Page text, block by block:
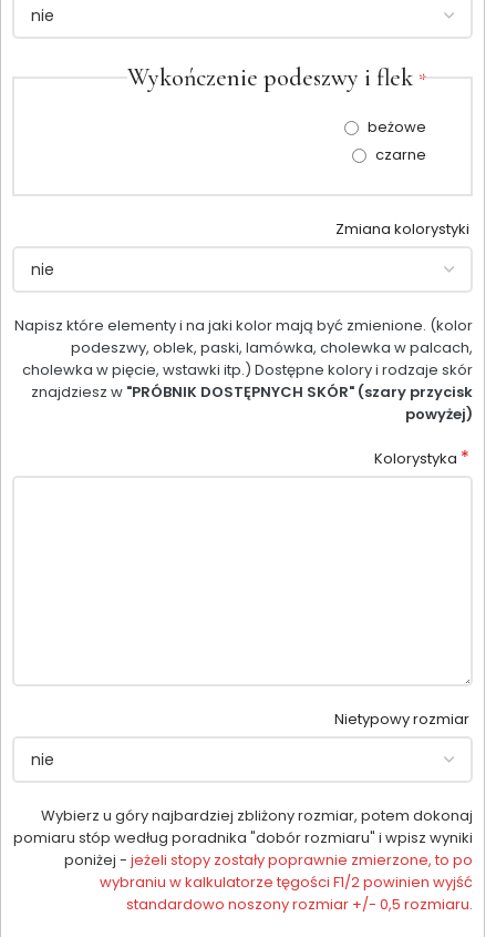
Wykończenie podeszwy i flek *
beżowe
czarne
Zmiana kolorystyki
Napisz które elementy i na jaki kolor mają być zmienione. (kolor
podeszwy, oblek, paski, lamówka, cholewka w palcach,
cholewka w pięcie, wstawki itp.) Dostępne kolory i rodzaje skór
znajdziesz w "PRÓBNIK DOSTĘPNYCH SKÓR" (szary przycisk
powyżej)
Kolorystyka *
Nietypowy rozmiar
Wybierz u góry najbardziej zbliżony rozmiar, potem dokonaj
pomiaru stóp według poradnika "dobór rozmiaru" i wpisz wyniki
poniżej - jeżeli stopy zostały poprawnie zmierzone, to po
wybraniu w kalkulatorze tęgości F1/2 powinien wyjść
standardowo noszony rozmiar +/- 0,5 rozmiaru.